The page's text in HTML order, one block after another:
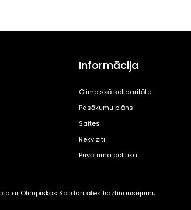
Informācija
Olimpiskā solidaritāte
Pasākumu plāns
Saites
Rekvizīti
Privātuma politika
ar Olimpiskās Solidaritātes līdzfinansējumu